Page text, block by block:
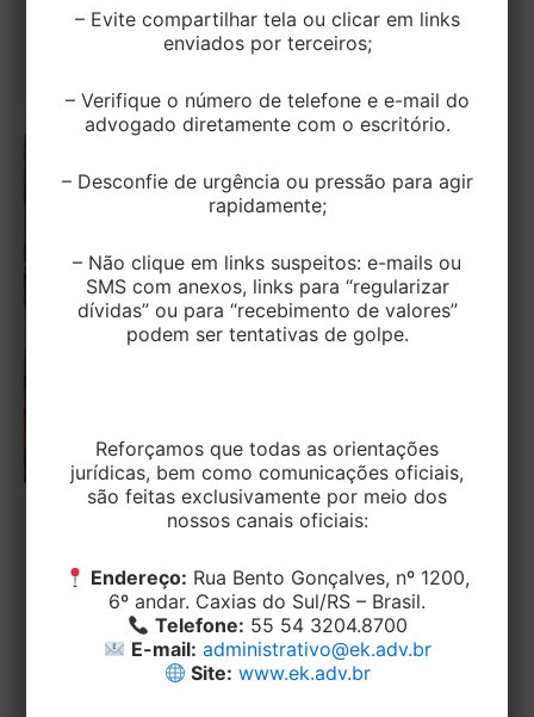
ao operar uma máquina em alta velocidade dentro
do depósito de uma […]
Carpinteiro autônomo que caiu do
telhado tem indenização negada, por
existir culpa exclusiva da vítima
31 de maio de 2023
– Evite compartilhar tela ou clicar em links
enviados por terceiros;
– Verifique o número de telefone e e-mail do
advogado diretamente com o escritório.
– Desconfie de urgência ou pressão para agir
rapidamente;
– Não clique em links suspeitos: e-mails ou
SMS com anexos, links para “regularizar
dívidas” ou para “recebimento de valores”
podem ser tentativas de golpe.
Reforçamos que todas as orientações
jurídicas, bem como comunicações oficiais,
são feitas exclusivamente por meio dos
nossos canais oficiais:
Endereço: Rua Bento Gonçalves, nº 1200,
6º andar. Caxias do Sul/RS – Brasil.
Telefone: 55 54 3204.8700
E-mail: administrativo@ek.adv.br
Site: www.ek.adv.br